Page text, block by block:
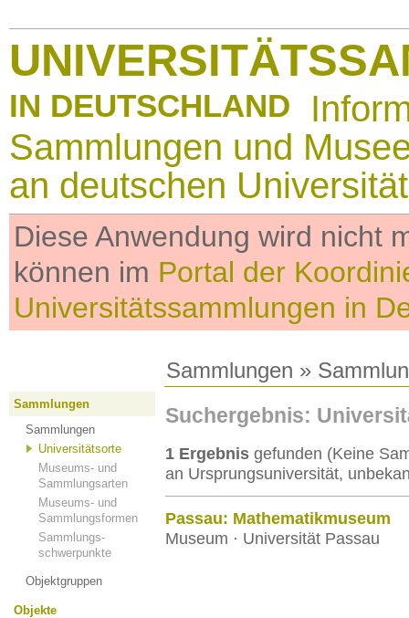
IN DEUTSCHLAND
Sammlungen und
an deutschen
Diese Anwendung wird nicht
können im Portal der
Universitätssammlungen in
Sammlungen »
Sammlungen
Sammlungen
Universitätsorte
Museums- und
Sammlungsarten
Museums- und
Sammlungsformen
Sammlungs-
schwerpunkte
Objektgruppen
Objekte
Suchergebnis:
1 Ergebnis gefunden (Keine
an Ursprungsuniversität,
Passau: Mathematikmuseum
Museum · Universität Passau